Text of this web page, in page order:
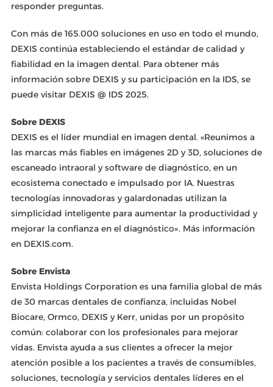
responder preguntas.
Con más de 165.000 soluciones en uso en todo el mundo,
DEXIS continúa estableciendo el estándar de calidad y
fiabilidad en la imagen dental. Para obtener más
información sobre DEXIS y su participación en la IDS, se
puede visitar DEXIS @ IDS 2025.
Sobre DEXIS
DEXIS es el líder mundial en imagen dental. «Reunimos a
las marcas más fiables en imágenes 2D y 3D, soluciones de
escaneado intraoral y software de diagnóstico, en un
ecosistema conectado e impulsado por IA. Nuestras
tecnologías innovadoras y galardonadas utilizan la
simplicidad inteligente para aumentar la productividad y
mejorar la confianza en el diagnóstico». Más información
en DEXIS.com.
Sobre Envista
Envista Holdings Corporation es una familia global de más
de 30 marcas dentales de confianza, incluidas Nobel
Biocare, Ormco, DEXIS y Kerr, unidas por un propósito
común: colaborar con los profesionales para mejorar
vidas. Envista ayuda a sus clientes a ofrecer la mejor
atención posible a los pacientes a través de consumibles,
soluciones, tecnología y servicios dentales líderes en el